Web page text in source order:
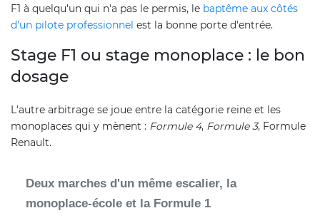
F1 à quelqu'un qui n'a pas le permis, le baptême aux côtés
d'un pilote professionnel est la bonne porte d'entrée.
Stage F1 ou stage monoplace : le bon
dosage
L'autre arbitrage se joue entre la catégorie reine et les
monoplaces qui y mènent : Formule 4, Formule 3, Formule
Renault.
Deux marches d'un même escalier, la
monoplace-école et la Formule 1